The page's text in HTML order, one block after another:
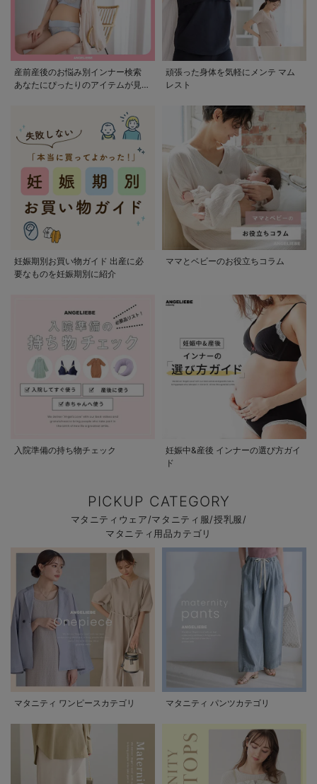
産前産後のお悩み別インナー検索
あなたにぴったりのアイテムが見つ
頑張った身体を気軽にメンテ マム
レスト
妊娠期別お買い物ガイド 出産に必
要なものを妊娠期別に紹介
ママとベビーのお役立ちコラム
入院準備の持ち物チェック
妊娠中&産後 インナーの選び方ガイ
ド
PICKUP CATEGORY
マタニティウェア/マタニティ服/授乳服/
マタニティ用品カテゴリ
マタニティ ワンピースカテゴリ マタニティ パンツカテゴリ